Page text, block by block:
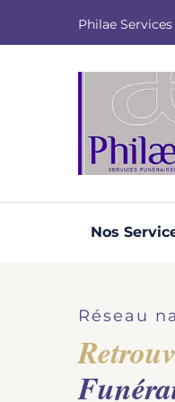
Philae
Nos
Demandez
d'obsèques,
répondre
Réseau